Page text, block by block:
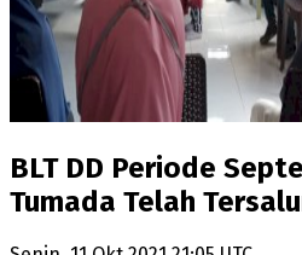
BLT DD Periode
Tumada Telah